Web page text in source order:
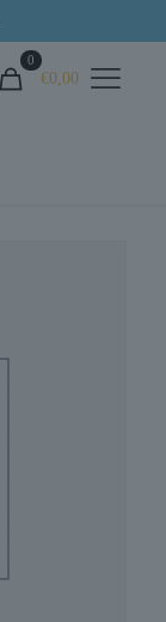
0
€0,00